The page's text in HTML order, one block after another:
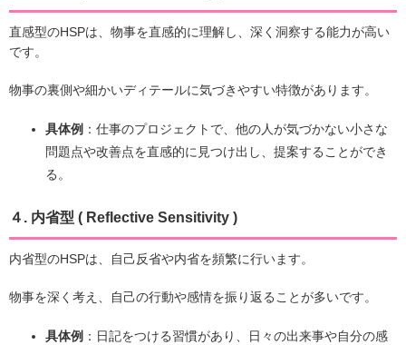
直感型のHSPは、物事を直感的に理解し、深く洞察する能力が高い
です。
物事の裏側や細かいディテールに気づきやすい特徴があります。
具体例 ：仕事のプロジェクトで、他の人が気づかない小さな
問題点や改善点を直感的に見つけ出し、提案することができ
る。
４. 内省型 ( Reflective Sensitivity )
内省型のHSPは、自己反省や内省を頻繁に行います。
物事を深く考え、自己の行動や感情を振り返ることが多いです。
具体例 ：日記をつける習慣があり、日々の出来事や自分の感